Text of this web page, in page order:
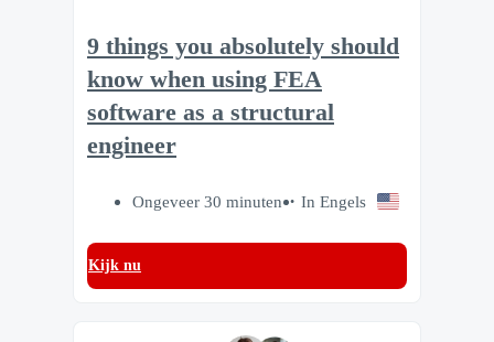
9 things you absolutely should
know when using FEA
software as a structural
engineer
Ongeveer 30 minuten In Engels
Kijk nu